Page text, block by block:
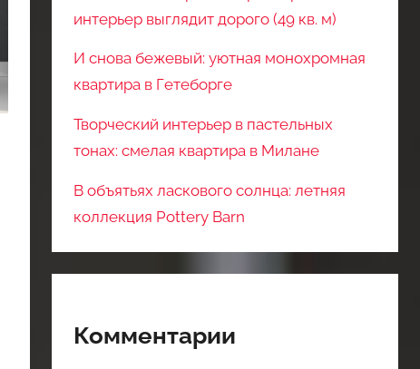
интерьер выглядит дорого (49 кв. м)
И снова бежевый: уютная монохромная
квартира в Гетеборге
Творческий интерьер в пастельных
тонах: смелая квартира в Милане
В объятьях ласкового солнца: летняя
коллекция Pottery Barn
Комментарии